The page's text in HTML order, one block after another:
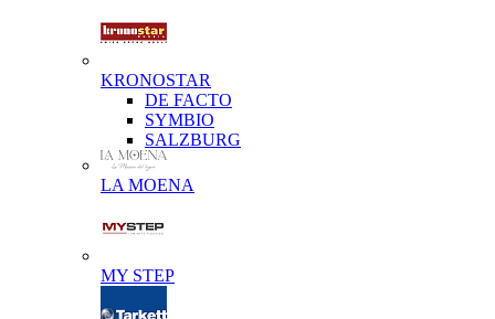
KRONOSTAR
DE FACTO
SYMBIO
SALZBURG
LA MOENA
MY STEP